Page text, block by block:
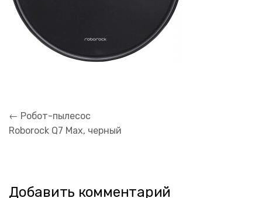
Навигация
по
← Робот-пылесос
Roborock Q7 Max, черный
Добавить комментарий